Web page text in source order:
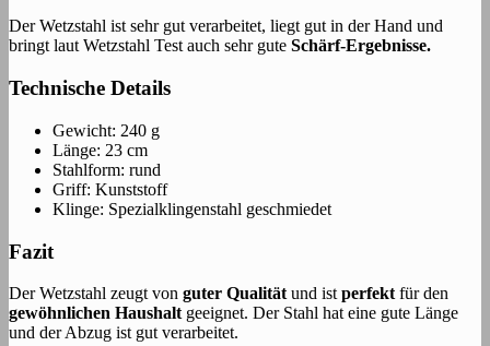
Der Wetzstahl ist sehr gut verarbeitet, liegt gut in der Hand und
bringt laut Wetzstahl Test auch sehr gute Schärf-Ergebnisse.
Technische Details
Gewicht: 240 g
Länge: 23 cm
Stahlform: rund
Griff: Kunststoff
Klinge: Spezialklingenstahl geschmiedet
Fazit
Der Wetzstahl zeugt von guter Qualität und ist perfekt für den
gewöhnlichen Haushalt geeignet. Der Stahl hat eine gute Länge
und der Abzug ist gut verarbeitet.